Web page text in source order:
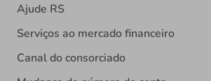
Ajude RS
Serviços ao mercado financeiro
Canal do consorciado